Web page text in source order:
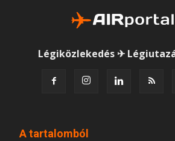
Légiközlekedés ✈
A tartalomból